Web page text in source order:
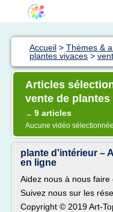
Accueil > Thèmes &
plantes vivaces >
Articles
vente de
→ 9 articles
Aucune vidéo
plante d'intérieur –
en ligne
Aidez nous à nous faire
Suivez nous sur les
Copyright © 2019 Art-